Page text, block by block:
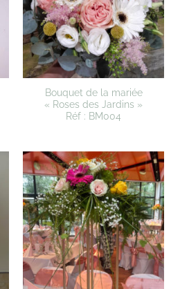
Bouquet de la mariée
« Roses des Jardins »
Réf : BM004